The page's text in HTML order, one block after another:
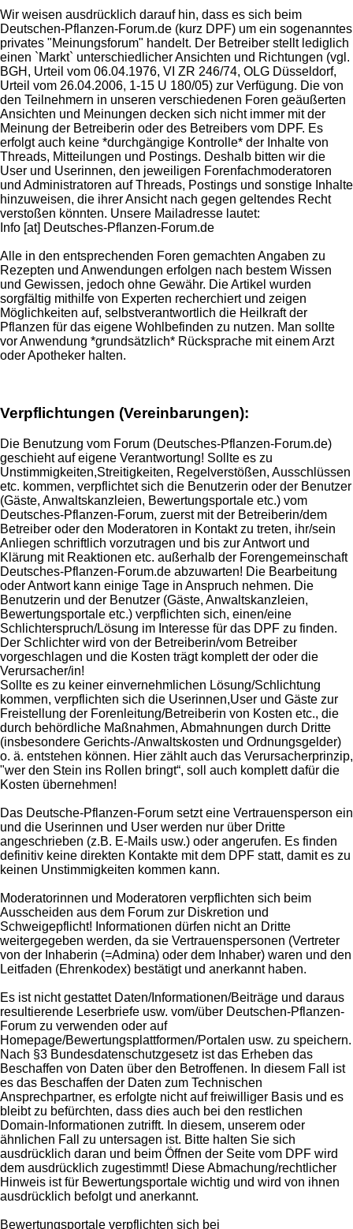
Wir weisen ausdrücklich darauf hin, dass es sich beim
Deutschen-Pflanzen-Forum.de (kurz DPF) um ein sogenanntes
privates "Meinungsforum" handelt. Der Betreiber stellt lediglich
einen `Markt` unterschiedlicher Ansichten und Richtungen (vgl.
BGH, Urteil vom 06.04.1976, VI ZR 246/74, OLG Düsseldorf,
Urteil vom 26.04.2006, 1-15 U 180/05) zur Verfügung. Die von
den Teilnehmern in unseren verschiedenen Foren geäußerten
Ansichten und Meinungen decken sich nicht immer mit der
Meinung der Betreiberin oder des Betreibers vom DPF. Es
erfolgt auch keine *durchgängige Kontrolle* der Inhalte von
Threads, Mitteilungen und Postings. Deshalb bitten wir die
User und Userinnen, den jeweiligen Forenfachmoderatoren
und Administratoren auf Threads, Postings und sonstige Inhalte
hinzuweisen, die ihrer Ansicht nach gegen geltendes Recht
verstoßen könnten. Unsere Mailadresse lautet:
Info [at] Deutsches-Pflanzen-Forum.de
Alle in den entsprechenden Foren gemachten Angaben zu
Rezepten und Anwendungen erfolgen nach bestem Wissen
und Gewissen, jedoch ohne Gewähr. Die Artikel wurden
sorgfältig mithilfe von Experten recherchiert und zeigen
Möglichkeiten auf, selbstverantwortlich die Heilkraft der
Pflanzen für das eigene Wohlbefinden zu nutzen. Man sollte
vor Anwendung *grundsätzlich* Rücksprache mit einem Arzt
oder Apotheker halten.
Verpflichtungen (Vereinbarungen):
Die Benutzung vom Forum (Deutsches-Pflanzen-Forum.de)
geschieht auf eigene Verantwortung! Sollte es zu
Unstimmigkeiten,Streitigkeiten, Regelverstößen, Ausschlüssen
etc. kommen, verpflichtet sich die Benutzerin oder der Benutzer
(Gäste, Anwaltskanzleien, Bewertungsportale etc.) vom
Deutsches-Pflanzen-Forum, zuerst mit der Betreiberin/dem
Betreiber oder den Moderatoren in Kontakt zu treten, ihr/sein
Anliegen schriftlich vorzutragen und bis zur Antwort und
Klärung mit Reaktionen etc. außerhalb der Forengemeinschaft
Deutsches-Pflanzen-Forum.de abzuwarten! Die Bearbeitung
oder Antwort kann einige Tage in Anspruch nehmen. Die
Benutzerin und der Benutzer (Gäste, Anwaltskanzleien,
Bewertungsportale etc.) verpflichten sich, einen/eine
Schlichterspruch/Lösung im Interesse für das DPF zu finden.
Der Schlichter wird von der Betreiberin/vom Betreiber
vorgeschlagen und die Kosten trägt komplett der oder die
Verursacher/in!
Sollte es zu keiner einvernehmlichen Lösung/Schlichtung
kommen, verpflichten sich die Userinnen,User und Gäste zur
Freistellung der Forenleitung/Betreiberin von Kosten etc., die
durch behördliche Maßnahmen, Abmahnungen durch Dritte
(insbesondere Gerichts-/Anwaltskosten und Ordnungsgelder)
o. ä. entstehen können. Hier zählt auch das Verursacherprinzip,
"wer den Stein ins Rollen bringt“, soll auch komplett dafür die
Kosten übernehmen!
Das Deutsche-Pflanzen-Forum setzt eine Vertrauensperson ein
und die Userinnen und User werden nur über Dritte
angeschrieben (z.B. E-Mails usw.) oder angerufen. Es finden
definitiv keine direkten Kontakte mit dem DPF statt, damit es zu
keinen Unstimmigkeiten kommen kann.
Moderatorinnen und Moderatoren verpflichten sich beim
Ausscheiden aus dem Forum zur Diskretion und
Schweigepflicht! Informationen dürfen nicht an Dritte
weitergegeben werden, da sie Vertrauenspersonen (Vertreter
von der Inhaberin (=Admina) oder dem Inhaber) waren und den
Leitfaden (Ehrenkodex) bestätigt und anerkannt haben.
Es ist nicht gestattet Daten/Informationen/Beiträge und daraus
resultierende Leserbriefe usw. vom/über Deutschen-Pflanzen-
Forum zu verwenden oder auf
Homepage/Bewertungsplattformen/Portalen usw. zu speichern.
Nach §3 Bundesdatenschutzgesetz ist das Erheben das
Beschaffen von Daten über den Betroffenen. In diesem Fall ist
es das Beschaffen der Daten zum Technischen
Ansprechpartner, es erfolgte nicht auf freiwilliger Basis und es
bleibt zu befürchten, dass dies auch bei den restlichen
Domain-Informationen zutrifft. In diesem, unserem oder
ähnlichen Fall zu untersagen ist. Bitte halten Sie sich
ausdrücklich daran und beim Öffnen der Seite vom DPF wird
dem ausdrücklich zugestimmt! Diese Abmachung/rechtlicher
Hinweis ist für Bewertungsportale wichtig und wird von ihnen
ausdrücklich befolgt und anerkannt.
Bewertungsportale verpflichten sich bei